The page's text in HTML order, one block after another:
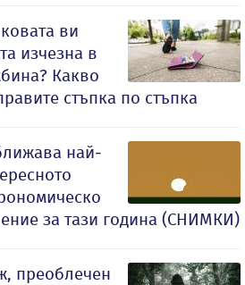
ви
изчезна в
Какво
стъпка по стъпка
най-
за тази година (СНИМКИ)
преоблечен